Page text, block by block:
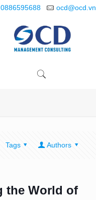
0886595688 ocd@ocd.vn
Tags Authors
the World of